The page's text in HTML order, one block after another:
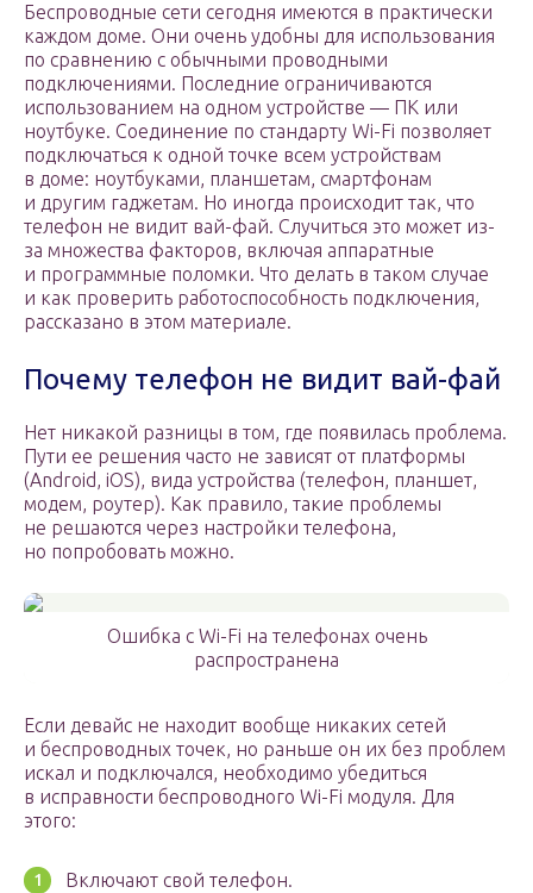
Беспроводные сети сегодня имеются в практически
каждом доме. Они очень удобны для использования
по сравнению с обычными проводными
подключениями. Последние ограничиваются
использованием на одном устройстве — ПК или
ноутбуке. Соединение по стандарту Wi-Fi позволяет
подключаться к одной точке всем устройствам
в доме: ноутбуками, планшетам, смартфонам
и другим гаджетам. Но иногда происходит так, что
телефон не видит вай-фай. Случиться это может из-
за множества факторов, включая аппаратные
и программные поломки. Что делать в таком случае
и как проверить работоспособность подключения,
рассказано в этом материале.
Почему телефон не видит вай-фай
Нет никакой разницы в том, где появилась проблема.
Пути ее решения часто не зависят от платформы
(Android, iOS), вида устройства (телефон, планшет,
модем, роутер). Как правило, такие проблемы
не решаются через настройки телефона,
но попробовать можно.
Ошибка с Wi-Fi на телефонах очень
распространена
Если девайс не находит вообще никаких сетей
и беспроводных точек, но раньше он их без проблем
искал и подключался, необходимо убедиться
в исправности беспроводного Wi-Fi модуля. Для
этого:
Включают свой телефон.